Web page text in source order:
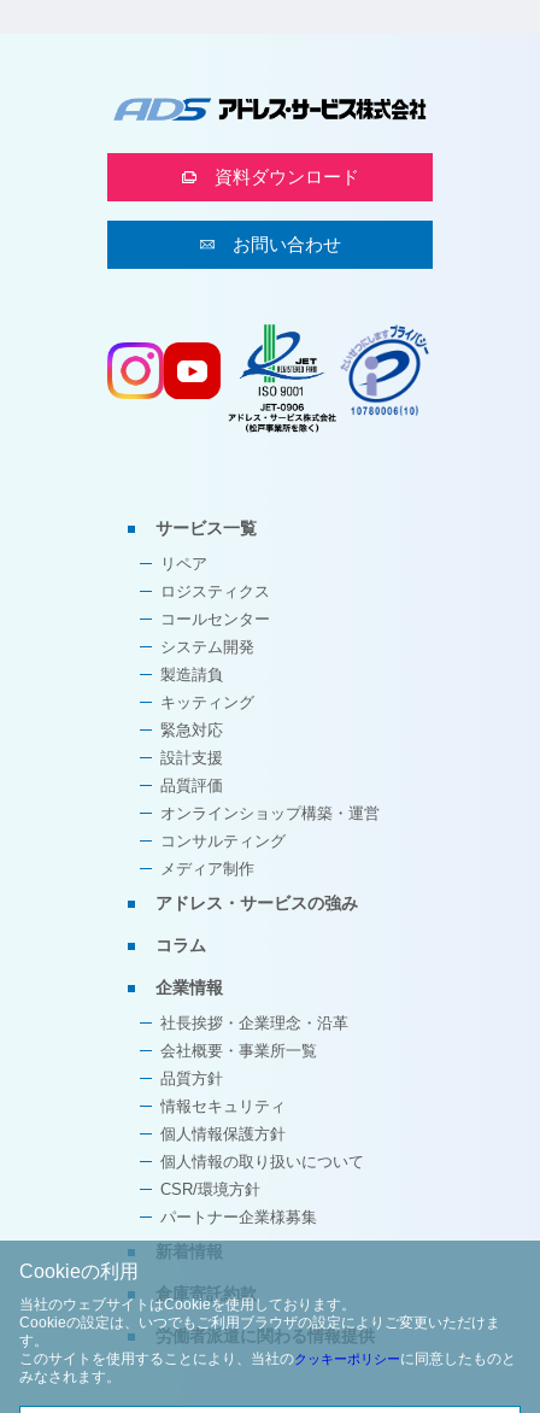
Cookieの利用
当社のウェブサイトはCookieを使用しております。
Cookieの設定は、いつでもご利用ブラウザの設定によりご変更いただけま
す。
このサイトを使用することにより、当社のクッキーポリシーに同意したものと
みなされます。
資料ダウンロード
お問い合わせ
サービス一覧
リペア
ロジスティクス
コールセンター
システム開発
製造請負
キッティング
緊急対応
設計支援
品質評価
オンラインショップ構築・運営
コンサルティング
メディア制作
アドレス・サービスの強み
コラム
企業情報
社長挨拶・企業理念・沿革
会社概要・事業所一覧
品質方針
情報セキュリティ
個人情報保護方針
個人情報の取り扱いについて
CSR/環境方針
パートナー企業様募集
新着情報
倉庫寄託約款
労働者派遣に関わる情報提供